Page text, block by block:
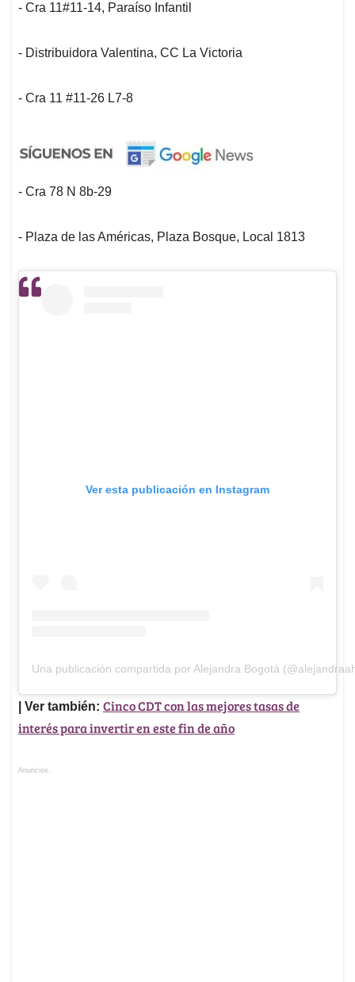
- Cra 11#11-14, Paraíso Infantil
- Distribuidora Valentina, CC La Victoria
- Cra 11 #11-26 L7-8
- Cra 78 N 8b-29
- Plaza de las Américas, Plaza Bosque, Local 1813
Ver esta publicación en Instagram
Una publicación compartida por Alejandra Bogotá
| Ver también: Cinco CDT con las mejores tasas de
interés para invertir en este fin de año
Anuncios.